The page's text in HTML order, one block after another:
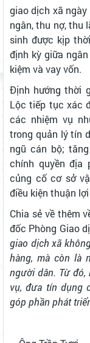
giao dịch xã ngày
ngân, thu nợ, thu
sinh được kịp
định kỳ giữa
kiệm và vay vốn.
Định hướng thời
Lộc tiếp tục xác
các nhiệm vụ
trong quản lý tín
ngũ cán bộ;
chính quyền địa
củng cố cơ sở
điều kiện thuận
Chia sẻ về thêm
đốc Phòng Giao
giao dịch xã
hàng, mà còn là
người dân. Từ
vụ, đưa tín dụng
góp phần phát